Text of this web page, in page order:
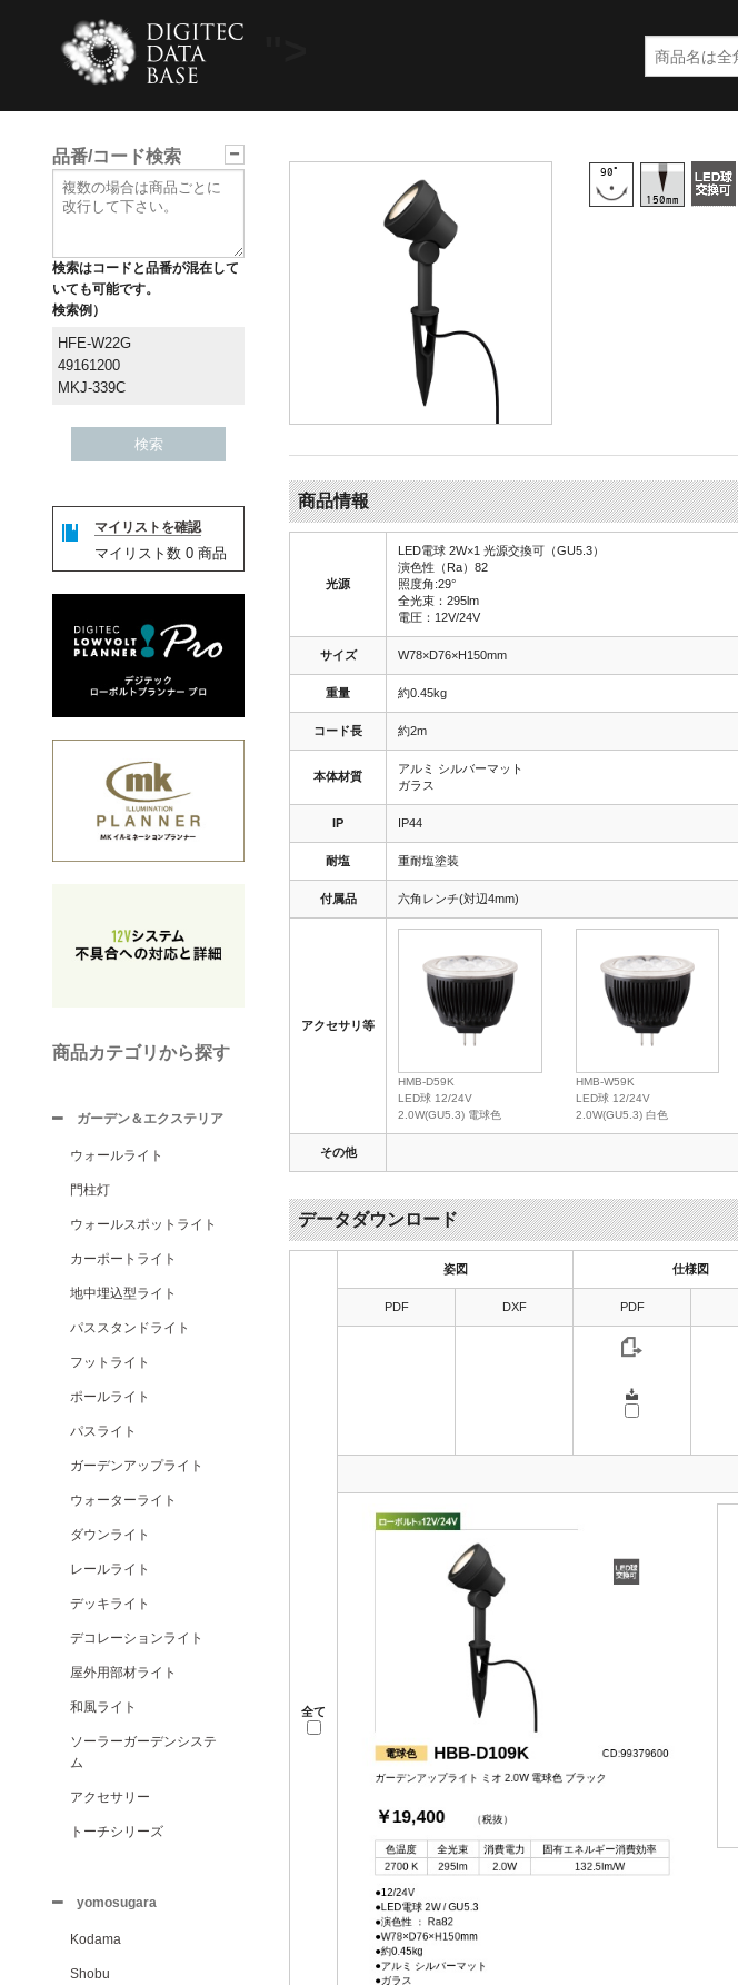
品番/コード検索
検索はコードと品番が混在して
いても可能です。
検索例）
HFE-W22G
49161200
MKJ-339C
マイリストを確認
マイリスト数 0 商品
商品カテゴリから探す
ガーデン＆エクステリア
ウォールライト
門柱灯
ウォールスポットライト
カーポートライト
地中埋込型ライト
パススタンドライト
フットライト
ポールライト
パスライト
ガーデンアップライト
ウォーターライト
ダウンライト
レールライト
デッキライト
デコレーションライト
屋外用部材ライト
和風ライト
ソーラーガーデンシステ
ム
アクセサリー
トーチシリーズ
yomosugara
Kodama
Shobu
商品情報
光源
LED電球 2W×1 光源交換可（GU5.3）
演色性（Ra）82
照度角:29°
全光束：295lm
電圧：12V/24V
サイズ W78×D76×H150mm
重量 約0.45kg
コード長 約2m
本体材質
アルミ シルバーマット
ガラス
IP IP44
耐塩 重耐塩塗装
付属品 六角レンチ(対辺4mm)
アクセサリ等
HMB-D59K
LED球 12/24V
2.0W(GU5.3) 電球色
HMB-W59K
LED球 12/24V
2.0W(GU5.3) 白色
その他
データダウンロード
全て
姿図 仕様図
PDF DXF PDF